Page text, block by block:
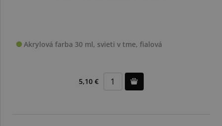
Akrylová farba 30 ml, svieti v tme, fialová
5,10 €